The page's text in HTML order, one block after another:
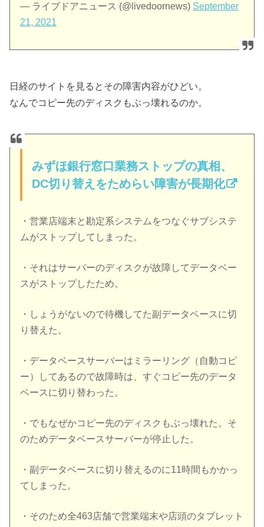
— ライブドアニュース (@livedoornews) September
21, 2021
日経のサイトを見るとその障害内容がひどい。
なんでコピー先のディスクもぶっ壊れるのか。
みずほ銀行窓口業務ストップの真相、
DC切り替えをためらい障害が長期化
・営業店端末と勘定系システムをつなぐサブシステ
ムがストップしてしまった。
・それはサーバーのディスクが故障してデータベー
スがストップしたため。
・しょうがないので待機してた副データベースに切
り替えた。
・データベースサーバーはミラーリング（自動コピ
ー）してあるので故障時は、すぐコピー先のデータ
ベースに切り替わった。
・でもなぜかコピー先のディスクもぶっ壊れた。そ
のためデータベースサーバーが停止した。
・副データベースに切り替えるのに11時間もかかっ
てしまった。
・そのため全463店舗で営業端末や店頭のタブレット